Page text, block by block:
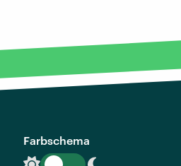
Farbschema